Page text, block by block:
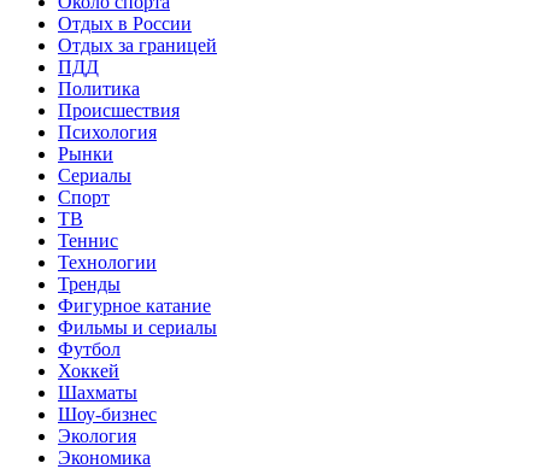
Отдых в России
Отдых за границей
ПДД
Политика
Происшествия
Психология
Рынки
Сериалы
Спорт
ТВ
Теннис
Технологии
Тренды
Фигурное катание
Фильмы и сериалы
Футбол
Хоккей
Шахматы
Шоу-бизнес
Экология
Экономика